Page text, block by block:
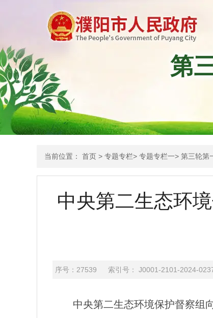
第
当前位置： 首页 > 专题专栏> 专题专栏一> 第三轮第
中央第二生态环
序号：27539 索引号： J0001-2101-2024-
中央第二生态环境保护督察组